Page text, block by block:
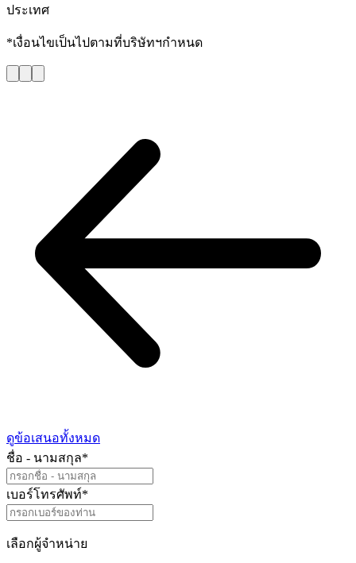
ประเทศ
*เงื่อนไขเป็นไปตามที่บริษัทฯกำหนด
ดูข้อเสนอทั้งหมด
ชื่อ - นามสกุล*
เบอร์โทรศัพท์*
เลือกผู้จำหน่าย